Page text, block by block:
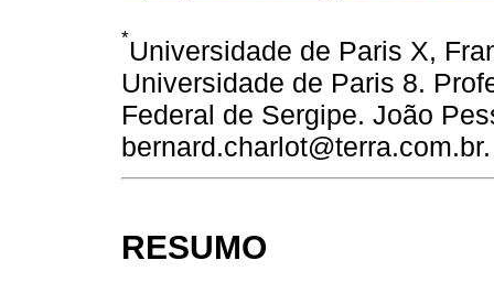
*Universidade de Paris X,
Universidade de Paris 8.
Federal de Sergipe. João
bernard.charlot@terra.com.br.
RESUMO